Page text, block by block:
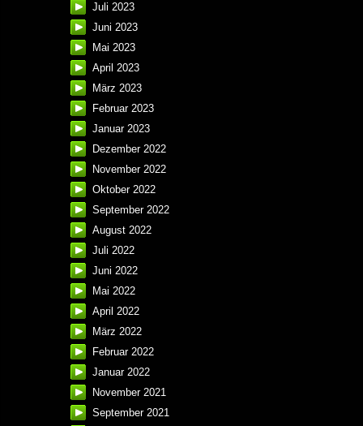
Juli 2023
Juni 2023
Mai 2023
April 2023
März 2023
Februar 2023
Januar 2023
Dezember 2022
November 2022
Oktober 2022
September 2022
August 2022
Juli 2022
Juni 2022
Mai 2022
April 2022
März 2022
Februar 2022
Januar 2022
November 2021
September 2021